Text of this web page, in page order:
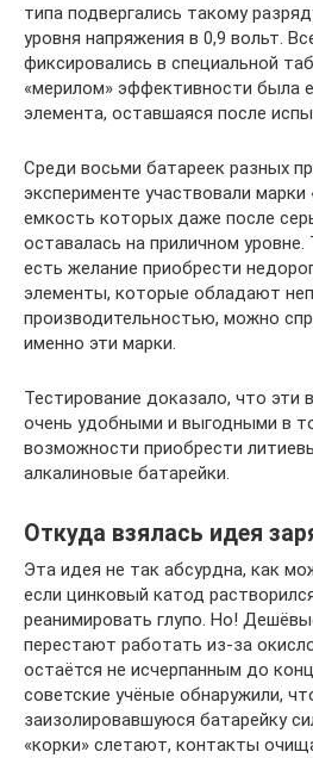
типа подвергались такому
уровня напряжения в 0,9 вольт.
фиксировались в специальной
«мерилом» эффективности была
элемента, оставшаяся после
Среди восьми батареек разных
эксперименте участвовали
емкость которых даже после
оставалась на приличном
есть желание приобрести
элементы, которые обладают
производительностью, можно
именно эти марки.
Тестирование доказало, что эти
очень удобными и выгодными в
возможности приобрести
алкалиновые батарейки.
Откуда взялась идея
Эта идея не так абсурдна, как
если цинковый катод
реанимировать глупо. Но!
перестают работать из-за
остаётся не исчерпанным до
советские учёные обнаружили,
заизолировавшуюся батарейку
«корки» слетают, контакты